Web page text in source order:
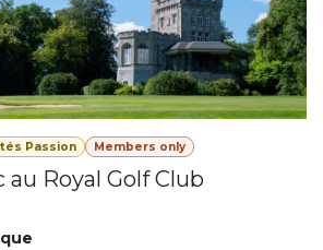
Passion Members only
au Royal Golf Club